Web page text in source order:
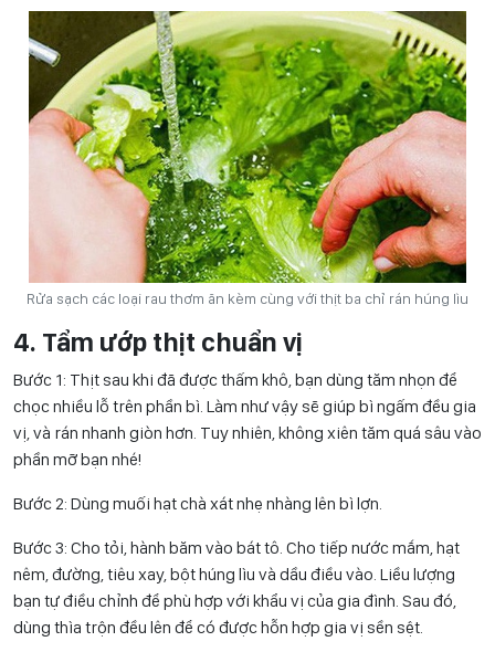
Rửa sạch các loại rau thơm ăn kèm cùng với thịt ba chỉ rán húng lìu
4. Tẩm ướp thịt chuẩn vị
Bước 1: Thịt sau khi đã được thấm khô, bạn dùng tăm nhọn để
chọc nhiều lỗ trên phần bì. Làm như vậy sẽ giúp bì ngấm đều gia
vị, và rán nhanh giòn hơn. Tuy nhiên, không xiên tăm quá sâu vào
phần mỡ bạn nhé!
Bước 2: Dùng muối hạt chà xát nhẹ nhàng lên bì lợn.
Bước 3: Cho tỏi, hành băm vào bát tô. Cho tiếp nước mắm, hạt
nêm, đường, tiêu xay, bột húng lìu và dầu điều vào. Liều lượng
bạn tự điều chỉnh để phù hợp với khẩu vị của gia đình. Sau đó,
dùng thìa trộn đều lên để có được hỗn hợp gia vị sền sệt.